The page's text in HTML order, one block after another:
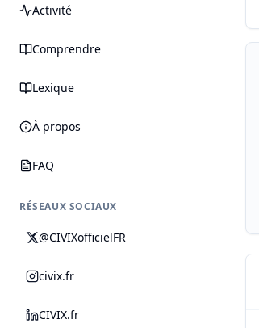
Activité
Comprendre
Lexique
À propos
FAQ
RÉSEAUX SOCIAUX
@CIVIXofficielFR
civix.fr
CIVIX.fr